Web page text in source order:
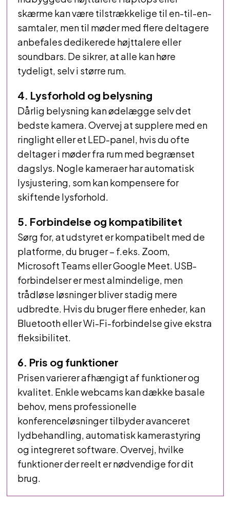
skærme kan være tilstrækkelige til en-til-en-
samtaler, men til møder med flere deltagere
anbefales dedikerede højttalere eller
soundbars. De sikrer, at alle kan høre
tydeligt, selv i større rum.
4. Lysforhold og belysning
Dårlig belysning kan ødelægge selv det
bedste kamera. Overvej at supplere med en
ringlight eller et LED-panel, hvis du ofte
deltager i møder fra rum med begrænset
dagslys. Nogle kameraer har automatisk
lysjustering, som kan kompensere for
skiftende lysforhold.
5. Forbindelse og kompatibilitet
Sørg for, at udstyret er kompatibelt med de
platforme, du bruger – f.eks. Zoom,
Microsoft Teams eller Google Meet. USB-
forbindelser er mest almindelige, men
trådløse løsninger bliver stadig mere
udbredte. Hvis du bruger flere enheder, kan
Bluetooth eller Wi-Fi-forbindelse give ekstra
fleksibilitet.
6. Pris og funktioner
Prisen varierer afhængigt af funktioner og
kvalitet. Enkle webcams kan dække basale
behov, mens professionelle
konferenceløsninger tilbyder avanceret
lydbehandling, automatisk kamerastyring
og integreret software. Overvej, hvilke
funktioner der reelt er nødvendige for dit
brug.